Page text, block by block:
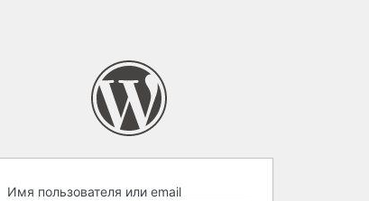
Имя пользователя или email